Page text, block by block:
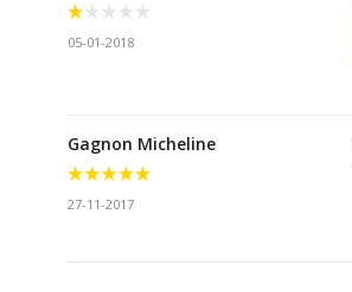
05-01-2018
Gagnon Micheline
27-11-2017